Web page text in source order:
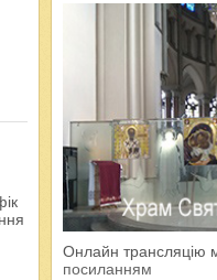
Онлайн трансляцію
посиланням